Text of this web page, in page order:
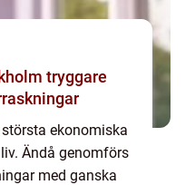
ekonomiska
Ändå genomförs
med ganska